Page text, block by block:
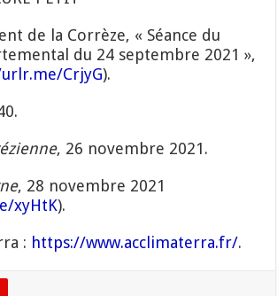
de la Corrèze, « Séance du
du 24 septembre 2021 »,
CrjyG).
, 26 novembre 2021.
, 28 novembre 2021
xyHtK).
: https://www.acclimaterra.fr/.